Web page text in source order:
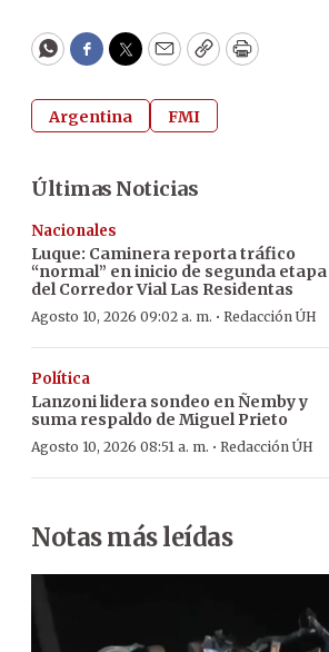
WhatsApp
Facebook
Twitter
EmailCopyPrint
Argentina FMI
Últimas Noticias
Nacionales
Luque: Caminera reporta tráfico
“normal” en inicio de segunda etapa
del Corredor Vial Las Residentas
Agosto 10, 2026 09:02 a. m. · Redacción ÚH
Política
Lanzoni lidera sondeo en Ñemby y
suma respaldo de Miguel Prieto
Agosto 10, 2026 08:51 a. m. · Redacción ÚH
Notas más leídas